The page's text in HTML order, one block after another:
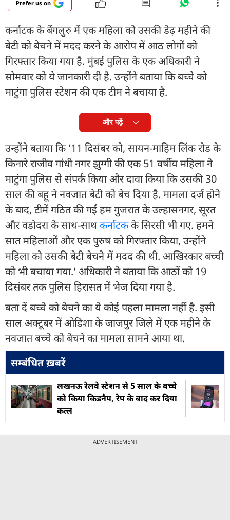
Prefer us on
कर्नाटक के बेंगलुरु में एक महिला को उसकी डेढ़ महीने की
बेटी को बेचने में मदद करने के आरोप में आठ लोगों को
गिरफ्तार किया गया है. मुंबई पुलिस के एक अधिकारी ने
सोमवार को ये जानकारी दी है. उन्होंने बताया कि बच्चे को
माटुंगा पुलिस स्टेशन की एक टीम ने बचाया है.
और पढ़ें
उन्होंने बताया कि '11 दिसंबर को, सायन-माहिम लिंक रोड के
किनारे राजीव गांधी नगर झुग्गी की एक 51 वर्षीय महिला ने
माटुंगा पुलिस से संपर्क किया और दावा किया कि उसकी 30
साल की बहू ने नवजात बेटी को बेच दिया है. मामला दर्ज होने
के बाद, टीमें गठित की गईं हम गुजरात के उल्हासनगर, सूरत
और वडोदरा के साथ-साथकर्नाटकके सिरसी भी गए. हमने
सात महिलाओं और एक पुरुष को गिरफ्तार किया, उन्होंने
महिला को उसकी बेटी बेचने में मदद की थी. आखिरकार बच्ची
को भी बचाया गया.' अधिकारी ने बताया कि आठों को 19
दिसंबर तक पुलिस हिरासत में भेज दिया गया है.
बता दें बच्चे को बेचने का ये कोई पहला मामला नहीं है. इसी
साल अक्टूबर में ओडिशा के जाजपुर जिले में एक महीने के
नवजात बच्चे को बेचने का मामला सामने आया था.
सम्बंधित ख़बरें
लखनऊ रेलवे स्टेशन से 5 साल के बच्चे
को किया किडनैप, रेप के बाद कर दिया
कत्ल
ADVERTISEMENT